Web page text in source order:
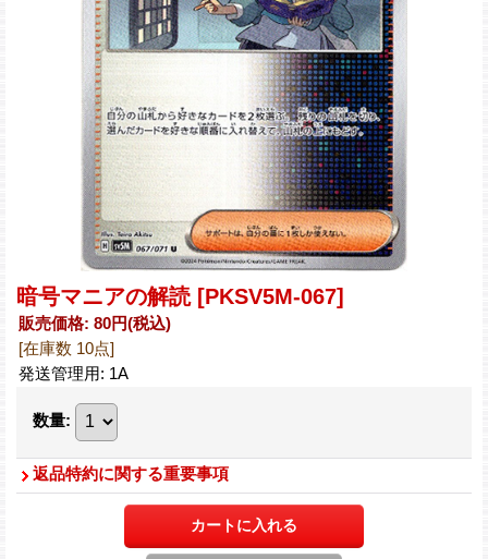
暗号マニアの解読 [PKSV5M-067]
販売価格: 80円(税込)
[在庫数 10点]
発送管理用: 1A
数量:
返品特約に関する重要事項